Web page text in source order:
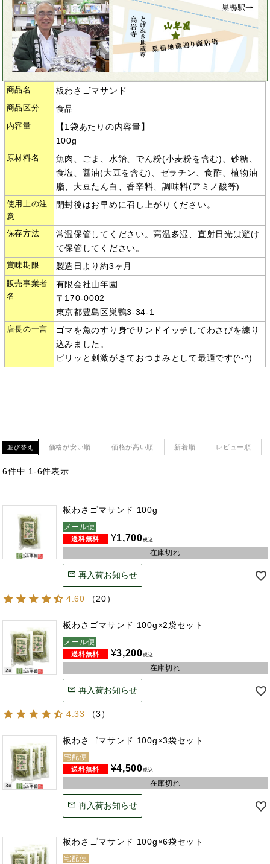
商品名 板わさゴマサンド
商品区分 食品
内容量
【1袋あたりの内容量】
100g
原材料名
魚肉、ごま、水飴、でん粉(小麦粉を含む)、砂糖、
食塩、醤油(大豆を含む)、ゼラチン、食酢、植物油
脂、大豆たん白、香辛料、調味料(アミノ酸等)
使用上の注
意
開封後はお早めに召し上がりください。
保存方法
常温保管してください。高温多湿、直射日光は避け
て保管してください。
賞味期限 製造日より約3ヶ月
販売事業者
名
有限会社山年園
〒170-0002
東京都豊島区巣鴨3-34-1
店長の一言
ゴマを魚のすり身でサンドイッチしてわさびを練り
込みました。
ピリッと刺激がきておつまみとして最適です(^-^)
並び替え 価格が安い順 価格が高い順 新着順 レビュー順
6件中 1-6件表示
板わさゴマサンド 100g
メール便
¥1,700税込
在庫切れ
再入荷お知らせ
4.60 （20）
板わさゴマサンド 100g×2袋セット
メール便
¥3,200税込
在庫切れ
再入荷お知らせ
4.33 （3 ）
板わさゴマサンド 100g×3袋セット
宅配便
¥4,500税込
在庫切れ
再入荷お知らせ
板わさゴマサンド 100g×6袋セット
宅配便